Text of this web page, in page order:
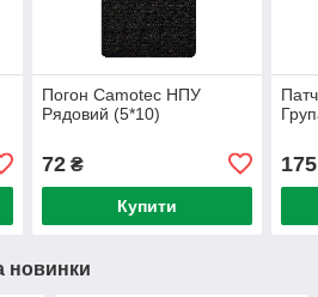
Погон Camotec НПУ
Рядовий (5*10)
72₴
Купити
175
новинки